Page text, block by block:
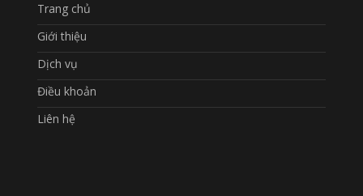
Trang chủ
Giới thiệu
Dịch vụ
Điều khoản
Liên hệ